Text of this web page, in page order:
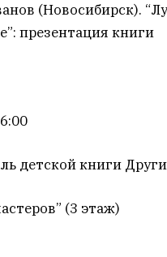
(Новосибирск).
презентация книги
детской книги
(3 этаж)